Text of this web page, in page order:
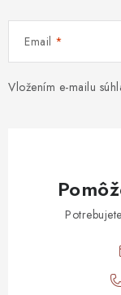
Email
Vložením e-mailu